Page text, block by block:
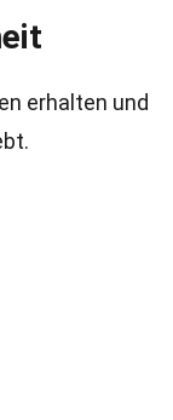
erhalten und